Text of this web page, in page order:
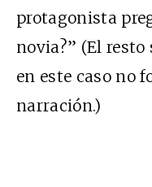
protagonista
novia?” (El
en este caso no
narración.)